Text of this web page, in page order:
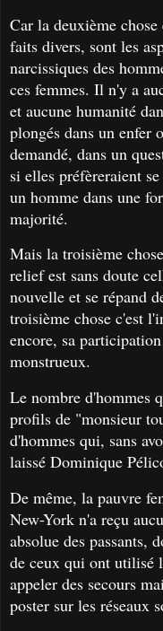
Car la deuxième
faits divers, sont les
narcissiques des
ces femmes. Il n'y a
et aucune humanité
plongés dans un enfer
demandé, dans un
si elles préfèreraient
un homme dans une
majorité.
Mais la troisième
relief est sans doute
nouvelle et se répand
troisième chose c'est
encore, sa
monstrueux.
Le nombre d'hommes
profils de "monsieur
d'hommes qui, sans
laissé Dominique
De même, la pauvre
New-York n'a reçu
absolue des passants,
de ceux qui ont utilisé
appeler des secours
poster sur les réseaux